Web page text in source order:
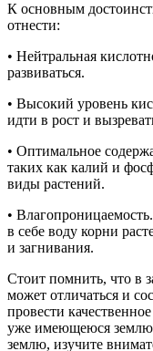
К основным
отнести:
• Нейтральная
развиваться.
• Высокий уровень
идти в рост и
• Оптимальное
таких как калий и
виды растений.
•
в себе воду корни
и загнивания.
Стоит помнить, что в
может отличаться и
провести
уже имеющеюся землю
землю, изучите